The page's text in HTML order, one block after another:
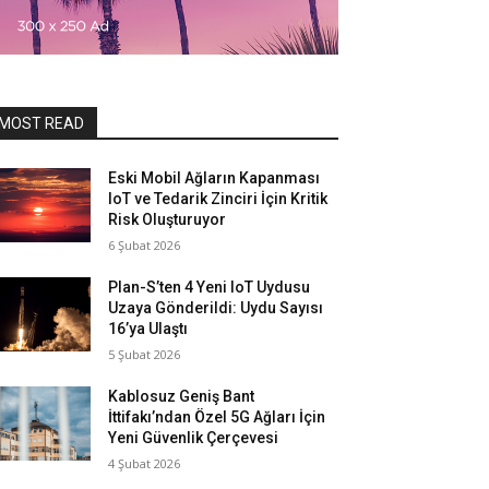
READ
Eski Mobil Ağların Kapanması
IoT ve Tedarik Zinciri İçin Kritik
Risk Oluşturuyor
6 Şubat 2026
Plan-S’ten 4 Yeni IoT Uydusu
Uzaya Gönderildi: Uydu Sayısı
16’ya Ulaştı
5 Şubat 2026
Kablosuz Geniş Bant
İttifakı’ndan Özel 5G Ağları İçin
Yeni Güvenlik Çerçevesi
4 Şubat 2026